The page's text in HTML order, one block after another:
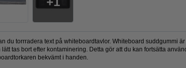
du torrradera text på whiteboardtavlor. Whiteboard suddgummi
tas bort efter kontaminering. Detta gör att du kan fortsätta
bekvämt i handen.